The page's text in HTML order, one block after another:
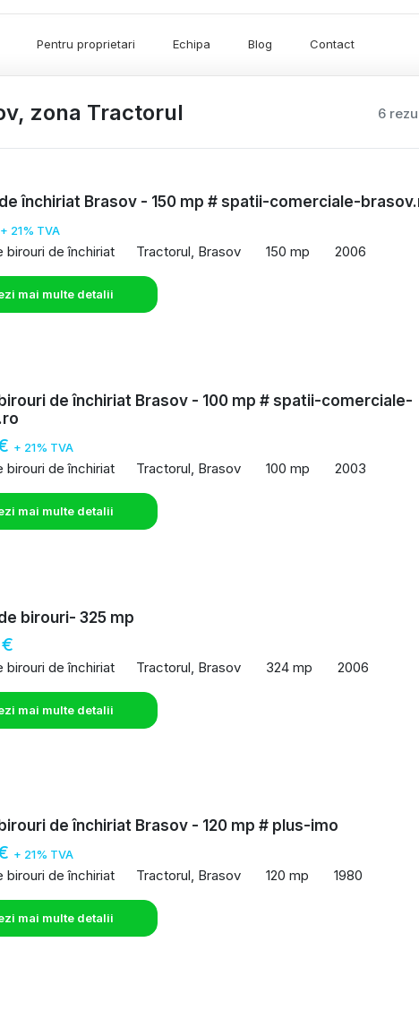
Pentru proprietari Echipa Blog Contact
6
zona Tractorul
închiriat Brasov - 150 mp # spatii-comerciale-
+ 21% TVA
birouri de închiriat Tractorul, Brasov 150 mp 2006
mai multe detalii
de închiriat Brasov - 100 mp # spatii-comerciale-
+ 21% TVA
birouri de închiriat Tractorul, Brasov 100 mp 2003
mai multe detalii
birouri- 325 mp
birouri de închiriat Tractorul, Brasov 324 mp 2006
mai multe detalii
de închiriat Brasov - 120 mp # plus-imo
+ 21% TVA
birouri de închiriat Tractorul, Brasov 120 mp 1980
mai multe detalii